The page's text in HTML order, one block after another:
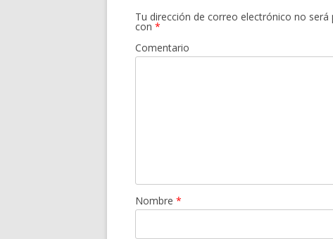
Tu dirección de correo electrónico no será
con *
Comentario
Nombre *